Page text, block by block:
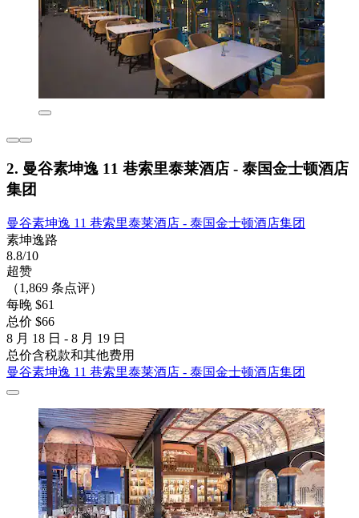
2. 曼谷素坤逸 11 巷索里泰莱酒店 - 泰国金士顿酒店
集团
曼谷素坤逸 11 巷索里泰莱酒店 - 泰国金士顿酒店集团
素坤逸路
8.8/10
超赞
（1,869 条点评）
每晚 $61
总价 $66
8 月 18 日 - 8 月 19 日
总价含税款和其他费用
曼谷素坤逸 11 巷索里泰莱酒店 - 泰国金士顿酒店集团